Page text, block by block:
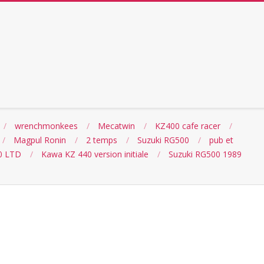
wrenchmonkees Mecatwin
KZ400 cafe racer
Magpul Ronin 2 temps Suzuki RG500
pub et
LTD Kawa KZ 440 version initiale
Suzuki RG500 1989